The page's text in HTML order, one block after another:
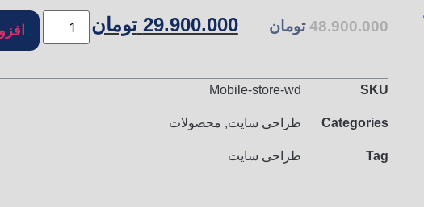
48.900.000 تومان 29.900.000 تومان
SKU
Mobile-store-wd
Categories طراحی سایت, محصولات
Tag طراحی سایت